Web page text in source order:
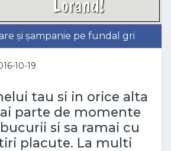
și șampanie pe fundal gri
10-19
tau si in orice alta
parte de momente
si sa ramai cu
placute. La multi